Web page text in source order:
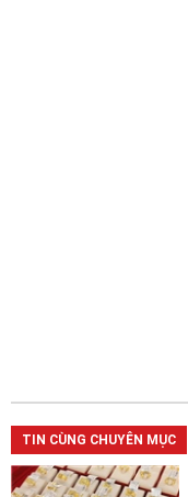
TIN CÙNG CHUYÊN MỤC